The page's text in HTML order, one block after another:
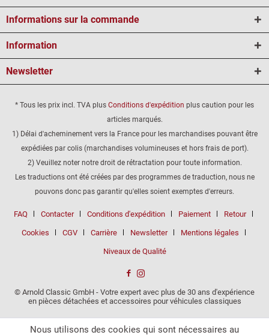
Informations sur la commande
Information
Newsletter
* Tous les prix incl. TVA plus Conditions d'expédition plus caution pour les
articles marqués.
1) Délai d'acheminement vers la France pour les marchandises pouvant être
expédiées par colis (marchandises volumineuses et hors frais de port).
2) Veuillez noter notre droit de rétractation pour toute information.
Les traductions ont été créées par des programmes de traduction, nous ne
pouvons donc pas garantir qu'elles soient exemptes d'erreurs.
FAQ Contacter Conditions d'expédition Paiement Retour
Cookies CGV Carrière Newsletter Mentions légales
Niveaux de Qualité
© Arnold Classic GmbH - Votre expert avec plus de 30 ans d'expérience
en pièces détachées et accessoires pour véhicules classiques
Nous utilisons des cookies qui sont nécessaires au